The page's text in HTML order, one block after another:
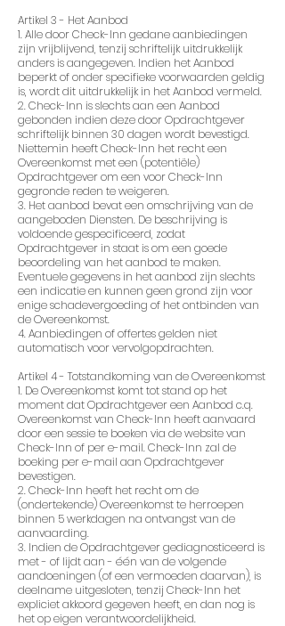
Artikel 3 - Het Aanbod
1. Alle door Check-Inn gedane aanbiedingen
zijn vrijblijvend, tenzij schriftelijk uitdrukkelijk
anders is aangegeven. Indien het Aanbod
beperkt of onder specifieke voorwaarden geldig
is, wordt dit uitdrukkelijk in het Aanbod vermeld.
2. Check-Inn is slechts aan een Aanbod
gebonden indien deze door Opdrachtgever
schriftelijk binnen 30 dagen wordt bevestigd.
Niettemin heeft Check-Inn het recht een
Overeenkomst met een (potentiële)
Opdrachtgever om een voor Check-Inn
gegronde reden te weigeren.
3. Het aanbod bevat een omschrijving van de
aangeboden Diensten. De beschrijving is
voldoende gespecificeerd, zodat
Opdrachtgever in staat is om een goede
beoordeling van het aanbod te maken.
Eventuele gegevens in het aanbod zijn slechts
een indicatie en kunnen geen grond zijn voor
enige schadevergoeding of het ontbinden van
de Overeenkomst.
4. Aanbiedingen of offertes gelden niet
automatisch voor vervolgopdrachten.
Artikel 4 - Totstandkoming van de Overeenkomst
1. De Overeenkomst komt tot stand op het
moment dat Opdrachtgever een Aanbod c.q.
Overeenkomst van Check-Inn heeft aanvaard
door een sessie te boeken via de website van
Check-Inn of per e-mail. Check-Inn zal de
boeking per e-mail aan Opdrachtgever
bevestigen.
2. Check-Inn heeft het recht om de
(ondertekende) Overeenkomst te herroepen
binnen 5 werkdagen na ontvangst van de
aanvaarding.
3. Indien de Opdrachtgever gediagnosticeerd is
met - of lijdt aan - één van de volgende
aandoeningen (of een vermoeden daarvan), is
deelname uitgesloten, tenzij Check-Inn het
expliciet akkoord gegeven heeft, en dan nog is
het op eigen verantwoordelijkheid.